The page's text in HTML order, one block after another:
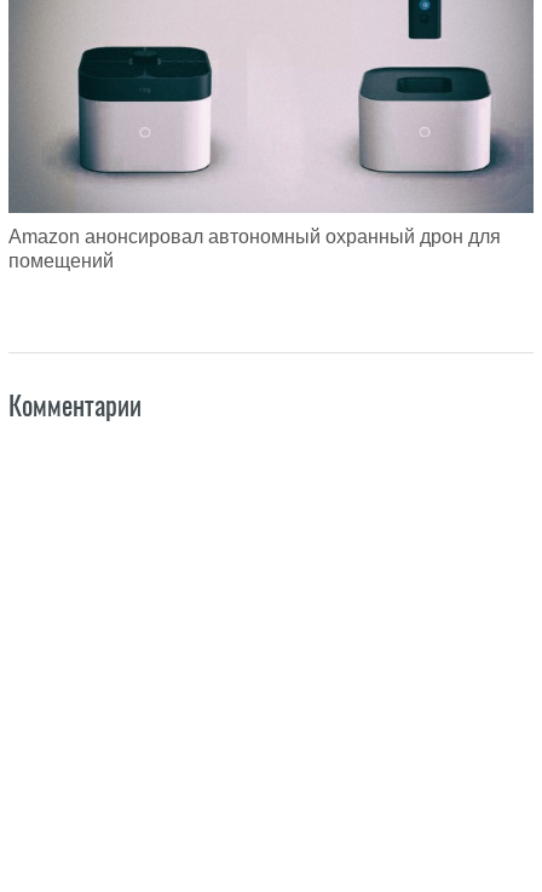
Amazon анонсировал автономный охранный дрон для
помещений
Комментарии